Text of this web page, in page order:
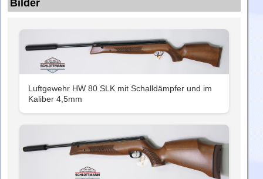
Bilder
Luftgewehr HW 80 SLK mit Schalldämpfer und im
Kaliber 4,5mm